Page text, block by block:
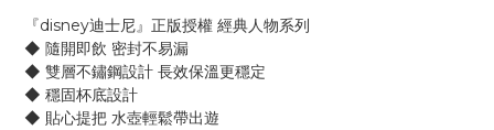
『disney迪士尼』正版授權 經典人物系列
◆ 隨開即飲 密封不易漏
◆ 雙層不鏽鋼設計 長效保溫更穩定
◆ 穩固杯底設計
◆ 貼心提把 水壺輕鬆帶出遊